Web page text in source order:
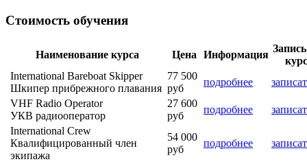
Стоимость обучения
Наименование курса Цена Информация
курс
International Bareboat Skipper
Шкипер прибрежного плавания
77 500
руб
подробнее
VHF Radio Operator
УКВ радиооператор
27 600
руб
подробнее
International Crew
Квалифицированный член
экипажа
54 000
руб
подробнее